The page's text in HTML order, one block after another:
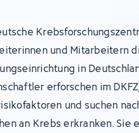
und Mitarbeitern
in
erforschen im
und suchen
an Krebs erkranken.